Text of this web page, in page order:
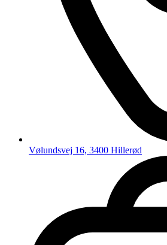
Vølundsvej 16, 3400 Hillerød